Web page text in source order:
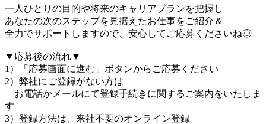
一人ひとりの目的や将来のキャリアプランを把握し
あなたの次のステップを見据えたお仕事をご紹介＆
全力でサポートしますので、安心してご応募くださいね◎
▼応募後の流れ▼
1）「応募画面に進む」ボタンからご応募ください
2）弊社にご登録がない方は
お電話かメールにて登録手続きに関するご案内をいたしま
す
3）登録方法は、来社不要のオンライン登録